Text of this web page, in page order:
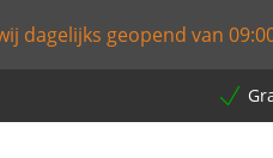
dagelijks geopend van